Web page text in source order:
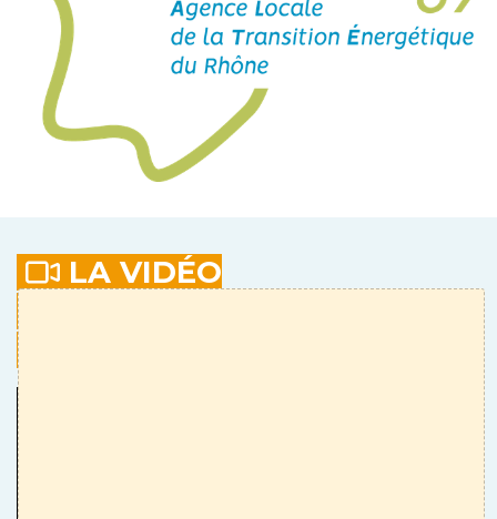
LA VIDÉO
RÉTROSPECTIVE DE LA
PREMIÈRE BIENNALE